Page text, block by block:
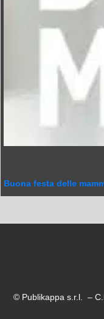
Buona festa delle
© Publikappa s.r.l. –